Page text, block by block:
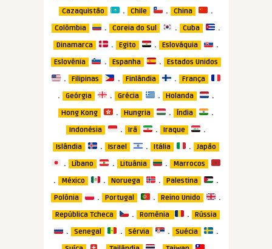
Cazaquistão . Chile . China .
Colômbia . Coreia do Sul . Cuba .
Dinamarca . Egito . Eslováquia .
Eslovênia . Espanha . Estados Unidos
. Filipinas . Finlândia . França
. Geórgia . Grécia . Holanda .
Hong Kong . Hungria . Índia .
Indonésia . Irã . Iraque .
Islândia . Israel . Itália . Japão
. Líbano . Lituânia . Marrocos
. México . Noruega . Palestina .
Polônia . Portugal . Reino Unido .
República Tcheca . Romênia . Rússia
. Senegal . Sérvia . Suécia .